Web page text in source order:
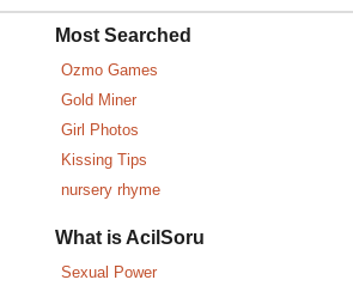
Most Searched
Ozmo Games
Gold Miner
Girl Photos
Kissing Tips
nursery rhyme
What is AcilSoru
Sexual Power